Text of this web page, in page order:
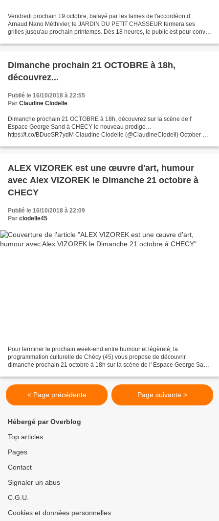
Vendredi prochain 19 octobre, balayé par les lames de l'accordéon d’
Arnaud Nano Méthivier, le JARDIN DU PETIT CHASSEUR fermera ses
grilles jusqu'au prochain printemps. Dès 18 heures, le public est pour convié
Dimanche prochain 21 OCTOBRE à 18h,
découvrez...
Publié le 16/10/2018 à 22:55
Par Claudine Clodelle
Dimanche prochain 21 OCTOBRE à 18h, découvrez sur la scène de l'
Espace George Sand à CHECY le nouveau prodige…
https://t.co/BDuoSR7ydM Claudine Clodelle (@ClaudineClodell) October 16,
ALEX VIZOREK est une œuvre d'art, humour
avec Alex VIZOREK le Dimanche 21 octobre à
CHECY
Publié le 16/10/2018 à 22:09
Par clodelle45
Pour terminer le prochain week-end entre humour et légèreté, la
programmation culturelle de Chécy (45) vous propose de découvrir
dimanche prochain 21 octobre à 18h sur la scène de l' Espace George Sand
< Page précédente Page suivante >
Hébergé par Overblog
Top articles
Pages
Contact
Signaler un abus
C.G.U.
Cookies et données personnelles